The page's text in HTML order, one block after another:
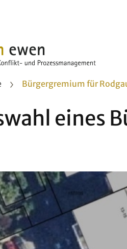
Bürgergremium für
eines